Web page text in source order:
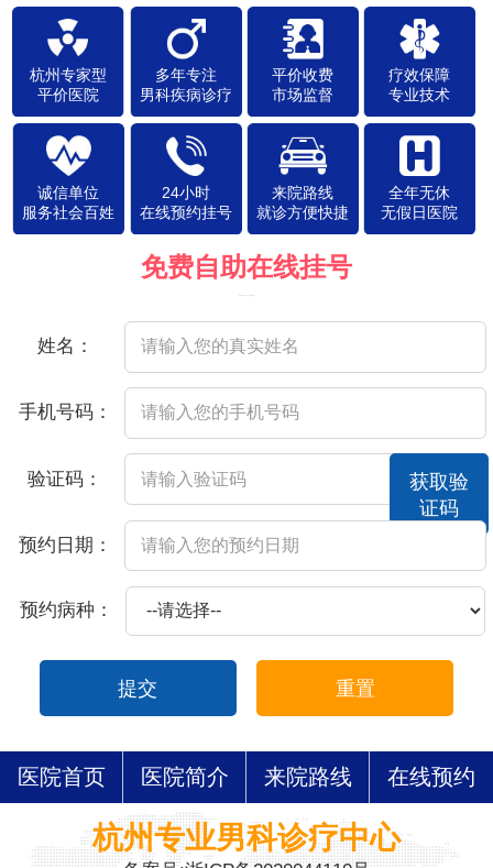
杭州专家型
平价医院
多年专注
男科疾病诊疗
平价收费
市场监督
疗效保障
专业技术
诚信单位
服务社会百姓
24小时
在线预约挂号
来院路线
就诊方便快捷
全年无休
无假日医院
免费自助在线挂号
姓名：
手机号码：
验证码：
获取验
证码
预约日期：
预约病种：
提交 重置
医院首页 医院简介 来院路线 在线预约
杭州专业男科诊疗中心